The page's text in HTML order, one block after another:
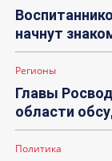
начнут
Регионы
Главы
области
Политика